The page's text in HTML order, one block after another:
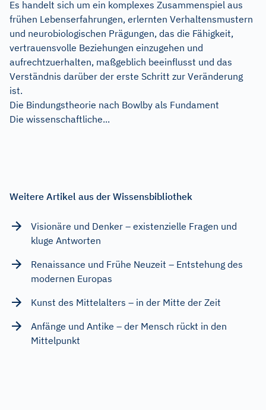
Es handelt sich um ein komplexes Zusammenspiel aus
frühen Lebenserfahrungen, erlernten Verhaltensmustern
und neurobiologischen Prägungen, das die Fähigkeit,
vertrauensvolle Beziehungen einzugehen und
aufrechtzuerhalten, maßgeblich beeinflusst und das
Verständnis darüber der erste Schritt zur Veränderung
ist.
Die Bindungstheorie nach Bowlby als Fundament
Die wissenschaftliche...
Weitere Artikel aus der Wissensbibliothek
Visionäre und Denker – existenzielle Fragen und
kluge Antworten
Renaissance und Frühe Neuzeit – Entstehung des
modernen Europas
Kunst des Mittelalters – in der Mitte der Zeit
Anfänge und Antike – der Mensch rückt in den
Mittelpunkt